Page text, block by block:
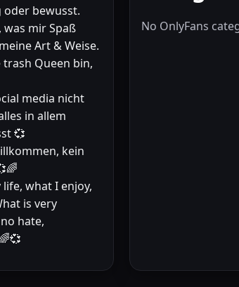
oder bewusst.
mir Spaß
Art & Weise.
Queen bin,
media nicht
in allem
💞
kein
what I enjoy,
is very
hate,
No OnlyFans